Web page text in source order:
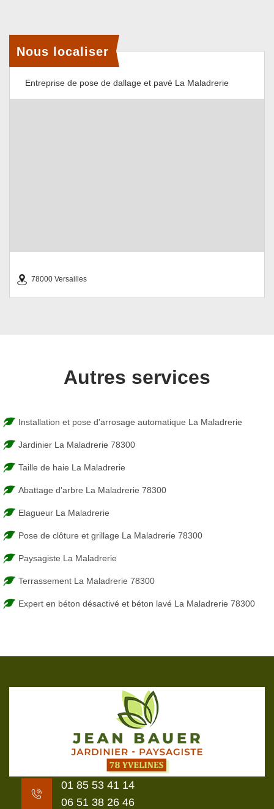
Nous localiser
Entreprise de pose de dallage et pavé La Maladrerie
78000 Versailles
Autres services
Installation et pose d'arrosage automatique La Maladrerie
Jardinier La Maladrerie 78300
Taille de haie La Maladrerie
Abattage d'arbre La Maladrerie 78300
Elagueur La Maladrerie
Pose de clôture et grillage La Maladrerie 78300
Paysagiste La Maladrerie
Terrassement La Maladrerie 78300
Expert en béton désactivé et béton lavé La Maladrerie 78300
01 85 53 41 14
06 51 38 26 46